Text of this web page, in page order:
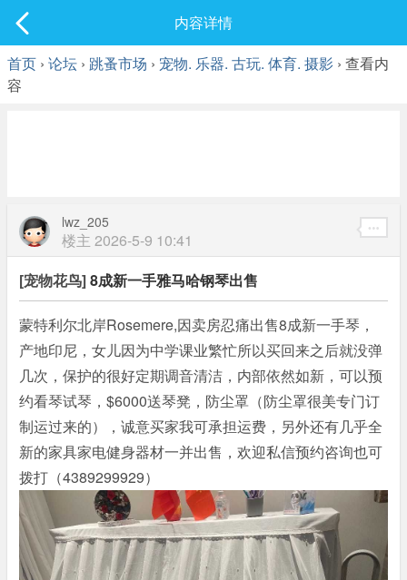
最新发表
内容详情
首页 › 论坛 › 跳蚤市场 › 宠物. 乐器. 古玩. 体育. 摄影 › 查看内
容
lwz_205
楼主 2026-5-9 10:41
[宠物花鸟]8成新一手雅马哈钢琴出售
蒙特利尔北岸Rosemere,因卖房忍痛出售8成新一手琴，
产地印尼，女儿因为中学课业繁忙所以买回来之后就没弹
几次，保护的很好定期调音清洁，内部依然如新，可以预
约看琴试琴，$6000送琴凳，防尘罩（防尘罩很美专门订
制运过来的），诚意买家我可承担运费，另外还有几乎全
新的家具家电健身器材一并出售，欢迎私信预约咨询也可
拨打（4389299929）